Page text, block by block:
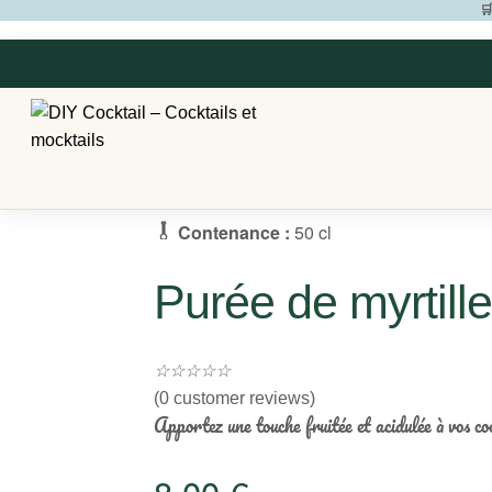
Contenance : 50 cl
Purée de
☆☆☆☆☆
(0 customer reviews)
Apportez une touche fruitée et acidulée à